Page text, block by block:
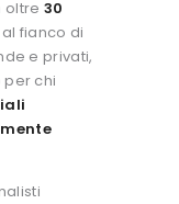
oltre 30
al fianco di
e privati,
per chi